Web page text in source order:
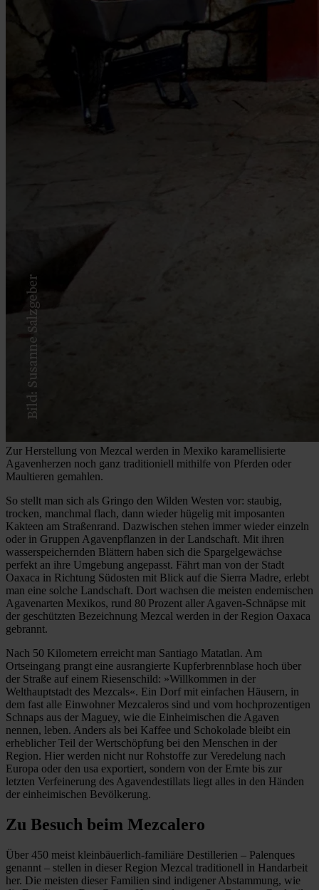
Zur Herstellung von Mezcal werden in Mexiko karamellisierte
Agavenherzen noch ganz traditioniell mithilfe von Pferden oder
Maultieren gemahlen.
So stellt man sich als Gringo den Wilden Westen vor: staubig,
trocken, manchmal flach, dann wieder hügelig mit imposanten
Kakteen am Straßenrand. Dazwischen stehen immer wieder einzeln
oder in Gruppen Agavenpflanzen in der Landschaft. Mit ihren
wasserspeichernden Blättern haben sich die Spargelgewächse
perfekt an ihre Umgebung angepasst. Fährt man von der Stadt
Oaxaca in Richtung Südosten mit Blick auf die Sierra Madre, erlebt
man eine solche Landschaft. Dort wachsen die meisten endemischen
Agavenarten Mexikos, rund 80 Prozent aller Agaven-Schnäpse mit
der geschützten Bezeichnung Mezcal werden in der Region Oaxaca
gebrannt.
Nach 50 Kilometern erreicht man Santiago Matatlan. Am
Ortseingang prangt eine ausrangierte Kupferbrennblase hoch über
der Straße auf einem Riesenschild: »Willkommen in der
Welthauptstadt des Mezcals«. Ein Dorf mit einfachen Häusern, in
dem fast alle Einwohner Mezcaleros sind und vom hochprozentigen
Schnaps aus der Maguey, wie die Einheimischen die Agaven
nennen, leben. Anders als bei Kaffee und Schokolade bleibt ein
erheblicher Teil der Wertschöpfung bei den Menschen in der
Region. Hier werden nicht nur Rohstoffe zur Veredelung nach
Europa oder den usa exportiert, sondern von der Ernte bis zur
letzten Verfeinerung des Agavendestillats liegt alles in den Händen
der einheimischen Bevölkerung.
Zu Besuch beim Mezcalero
Über 450 meist kleinbäuerlich-familiäre Destillerien – Palenques
genannt – stellen in dieser Region Mezcal traditionell in Handarbeit
her. Die meisten dieser Familien sind indigener Abstammung, wie